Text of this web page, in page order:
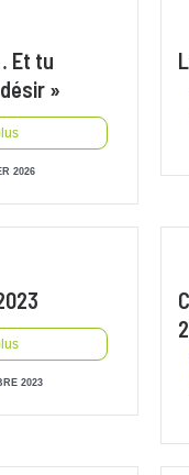
Et tu
»
2026
2023